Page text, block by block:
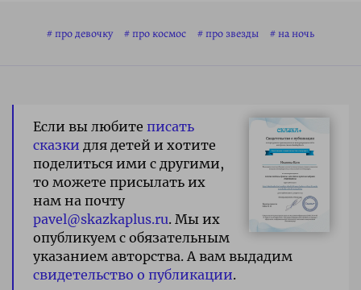
про девочку про космос про звезды на ночь
Если вы любите писать
сказки для детей и хотите
поделиться ими с другими,
то можете присылать их
нам на почту
pavel@skazkaplus.ru. Мы их
опубликуем с обязательным
указанием авторства. А вам выдадим
свидетельство о публикации.